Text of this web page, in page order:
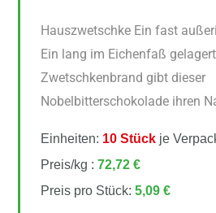
Hauszwetschke Ein fast
Ein lang im Eichenfaß
Zwetschkenbrand gibt dieser
Nobelbitterschokolade ihren
Einheiten: 10 Stück je
Preis/kg :72,72 €
Preis pro Stück:5,09 €